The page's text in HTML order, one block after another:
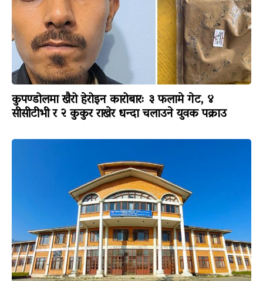
कुपण्डोलमा खैरो हेरोइन कारोबारः ३ फलामे गेट, ४
सीसीटीभी र २ कुकुर राखेर धन्दा चलाउने युवक पक्राउ